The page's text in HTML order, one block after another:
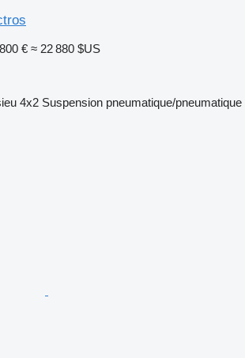
€ ≈ 22 880 $US
4x2 Suspension pneumatique/pneumatique